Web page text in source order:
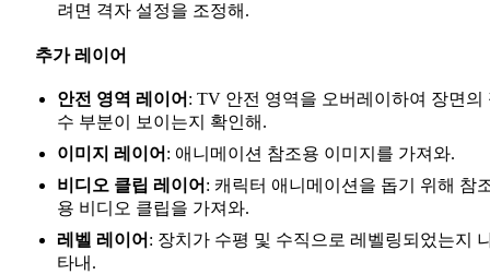
려면 격자 설정을 조정해.
추가 레이어
안전 영역 레이어 : TV 안전 영역을 오버레이하여 장면의
수 부분이 보이는지 확인해.
이미지 레이어 : 애니메이션 참조용 이미지를 가져와.
비디오 클립 레이어 : 캐릭터 애니메이션을 돕기 위해 참
용 비디오 클립을 가져와.
레벨 레이어 : 장치가 수평 및 수직으로 레벨링되었는지
타내.